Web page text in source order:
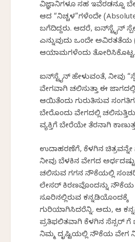
ವಿಜ್ಞಾನಿಗಳೂ ಸಹ ಇವೆರಡನ್ನೂ
ಆದ “ನಿಚ್ಚಳ”ಗಳೆಂದೇ
ಬಗೆದಿದ್ದರು. ಆದರೆ, ಐನ್‌ಸ್ಟೈನ್
ಎನ್ನುವುದು ಒಂದೇ ಅವಿರತತೆಯ
ಆಯಾಮಗಳೆಂದು ತೋರಿಸಿಕೊಟ್ಟ.
ಐನ್‌ಸ್ಟೈನ್ ಹೇಳುವಂತೆ, ನೀವು
ವೇಗವಾಗಿ ಚಲಿಸುತ್ತಾ ಈ
ಆಯಿತೆಂದು ಗುರುತಿಸುವ
ಬೇರೊಂದು ವೇಗದಲ್ಲಿ
ವ್ಯಕ್ತಿಗೆ ಬೇರೆಯೇ ತೆರನಾಗಿ
ಉದಾಹರಣೆಗೆ, ಕೆಳಗಿನ
ನೀವು ಬೆಳಕಿನ ವೇಗದ
ಚಲಿಸುವ ಗಗನ ನೌಕೆಯಲ್ಲಿ
ಲೇಸರ್ ಕಿರಣವೊಂದನ್ನು ನೌಕೆಯ
ಸೂರಿನಲ್ಲಿರುವ ಕನ್ನಡಿಯೊಂದಕ್ಕೆ
ಗುರಿಯಾಗಿಸಿದರೆನ್ನಿ. ಅದು, ಆ
ಪ್ರತಿಫಲಿತವಾಗಿ ಕೆಳಗಿನ ಸೆನ್ಸರ್‌ ಗೆ
ನಿಮ್ಮ ದೃಷ್ಟಿಯಲ್ಲಿ ನೌಕೆಯ ವೇಗ